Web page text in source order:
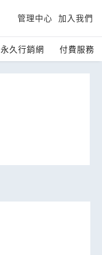
管理中心 加入我們
永久行銷網 付費服務